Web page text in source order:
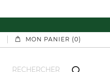
MON PANIER (0)